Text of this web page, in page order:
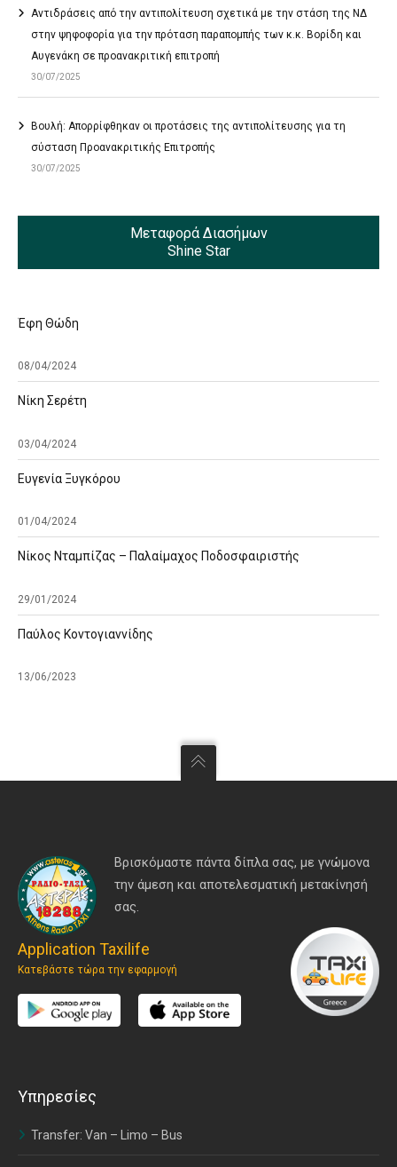
Αντιδράσεις από την αντιπολίτευση σχετικά με την στάση της ΝΔ
στην ψηφοφορία για την πρόταση παραπομπής των κ.κ. Βορίδη και
Αυγενάκη σε προανακριτική επιτροπή
30/07/2025
Βουλή: Απορρίφθηκαν οι προτάσεις της αντιπολίτευσης για τη
σύσταση Προανακριτικής Επιτροπής
30/07/2025
Μεταφορά Διασήμων
Shine Star
Έφη Θώδη
08/04/2024
Νίκη Σερέτη
03/04/2024
Ευγενία Ξυγκόρου
01/04/2024
Νίκος Νταμπίζας – Παλαίμαχος Ποδοσφαιριστής
29/01/2024
Παύλος Κοντογιαννίδης
13/06/2023
Βρισκόμαστε πάντα δίπλα σας, με γνώμονα
την άμεση και αποτελεσματική μετακίνησή
σας.
Application Taxilife
Κατεβάστε τώρα την εφαρμογή
Υπηρεσίες
Transfer: Van – Limo – Bus